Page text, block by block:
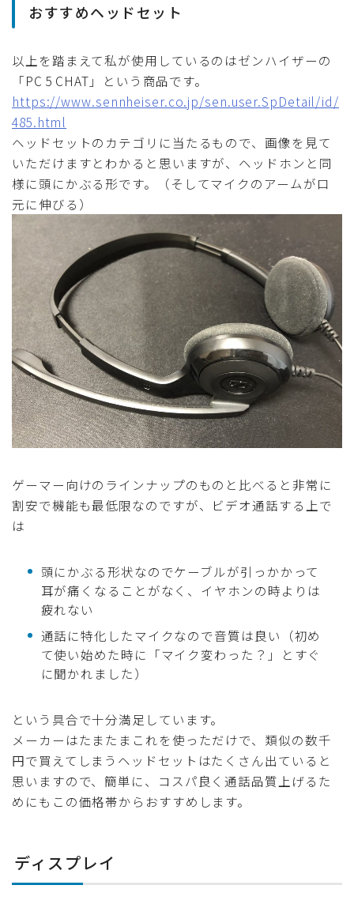
おすすめヘッドセット
以上を踏まえて私が使用しているのはゼンハイザーの
「PC 5 CHAT」という商品です。
https://www.sennheiser.co.jp/sen.user.SpDetail/id/
485.html
ヘッドセットのカテゴリに当たるもので、画像を見て
いただけますとわかると思いますが、ヘッドホンと同
様に頭にかぶる形です。（そしてマイクのアームが口
元に伸びる）
ゲーマー向けのラインナップのものと比べると非常に
割安で機能も最低限なのですが、ビデオ通話する上で
は
頭にかぶる形状なのでケーブルが引っかかって
耳が痛くなることがなく、イヤホンの時よりは
疲れない
通話に特化したマイクなので音質は良い（初め
て使い始めた時に「マイク変わった？」とすぐ
に聞かれました）
という具合で十分満足しています。
メーカーはたまたまこれを使っただけで、類似の数千
円で買えてしまうヘッドセットはたくさん出ていると
思いますので、簡単に、コスパ良く通話品質上げるた
めにもこの価格帯からおすすめします。
ディスプレイ